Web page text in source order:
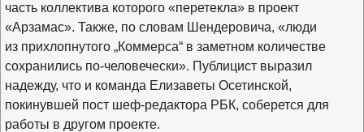
часть коллектива которого «перетекла» в проект
«Арзамас». Также, по словам Шендеровича, «люди
из прихлопнутого „Коммерса“ в заметном количестве
сохранились по-человечески». Публицист выразил
надежду, что и команда Елизаветы Осетинской,
покинувшей пост шеф-редактора РБК, соберется для
работы в другом проекте.